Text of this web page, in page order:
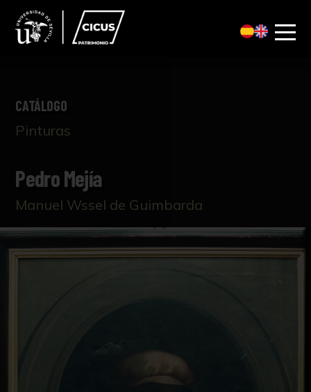
CATÁLOGO
Pinturas
Pedro Mejía
Manuel Wssel de Guimbarda